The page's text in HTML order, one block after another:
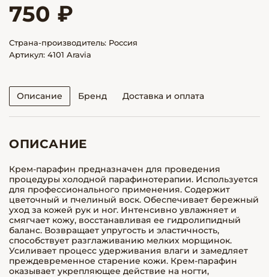
750 ₽
Страна-производитель: Россия
Артикул: 4101 Aravia
Описание Бренд Доставка и оплата
ОПИСАНИЕ
Крем-парафин предназначен для проведения
процедуры холодной парафинотерапии. Используется
для профессионального применения. Содержит
цветочный и пчелиный воск. Обеспечивает бережный
уход за кожей рук и ног. Интенсивно увлажняет и
смягчает кожу, восстанавливая ее гидролипидный
баланс. Возвращает упругость и эластичность,
способствует разглаживанию мелких морщинок.
Усиливает процесс удерживания влаги и замедляет
преждевременное старение кожи. Крем-парафин
оказывает укрепляющее действие на ногти,